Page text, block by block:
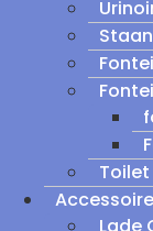
Lade